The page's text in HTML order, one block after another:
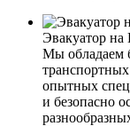
Эвакуатор на
Мы обладаем
опытных
и безопасно